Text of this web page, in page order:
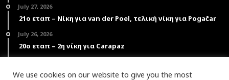
July 27, 2026
21ο εταπ – Νίκη για van der Poel, τελική νίκη για Pogačar
July 26, 2026
20ο εταπ – 2η νίκη για Carapaz
19ο εταπ – Πέμπτη νίκη για Pogačar
We use cookies on our website to give you the most